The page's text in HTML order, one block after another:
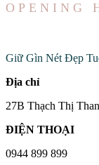
OPENING
Giữ Gìn Nét Đẹp
Địa chỉ
27B Thạch Thị
ĐIỆN THOẠI
0944 899 899